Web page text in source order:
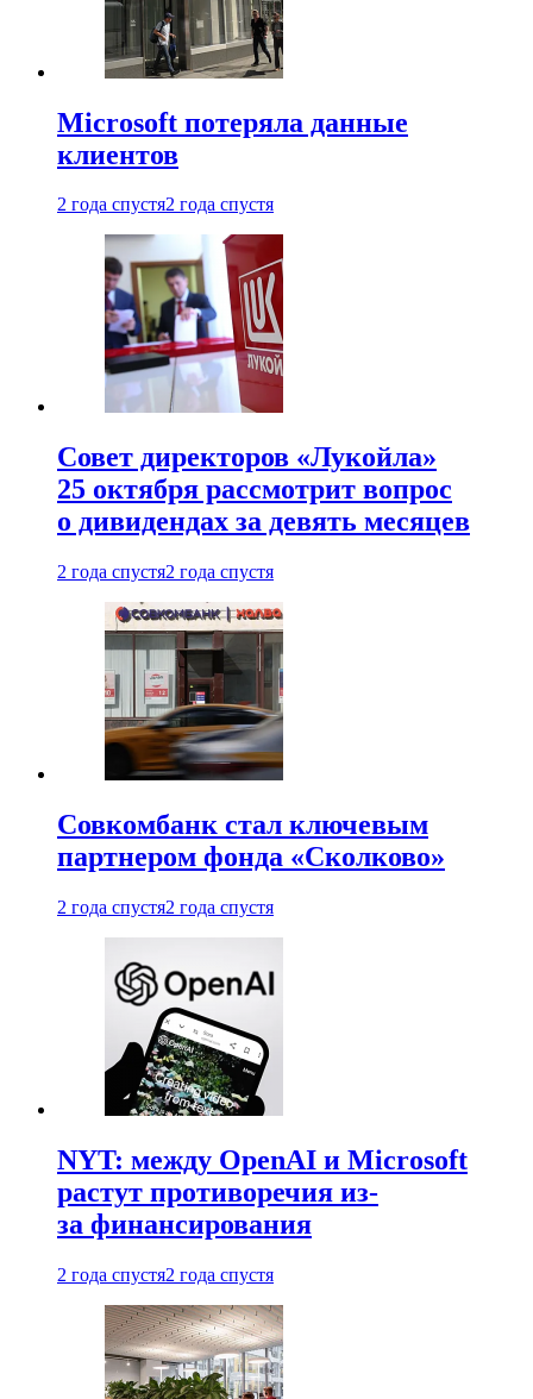
Microsoft потеряла данные
клиентов
2 года спустя2 года спустя
Совет директоров «Лукойла»
25 октября рассмотрит вопрос
о дивидендах за девять месяцев
2 года спустя2 года спустя
Совкомбанк стал ключевым
партнером фонда «Сколково»
2 года спустя2 года спустя
NYT: между OpenAI и Microsoft
растут противоречия из-
за финансирования
2 года спустя2 года спустя